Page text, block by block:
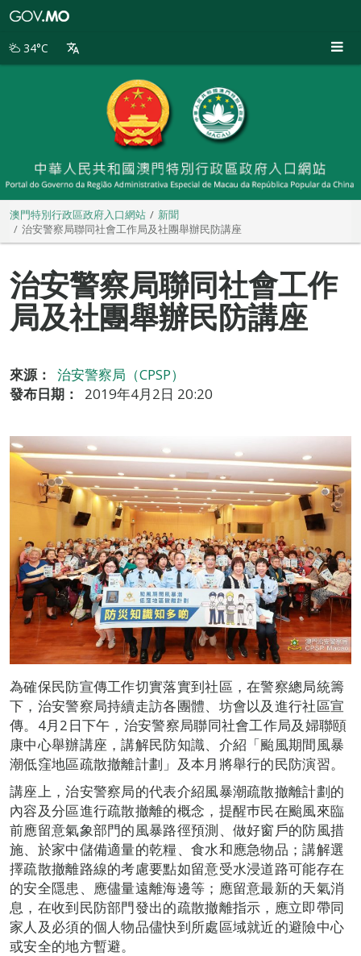
別
34°C
澳門特別行政區政府入口網站
新聞
治安警察局聯同社會工作局及社團舉辦民防講座
治安警察局聯同社會工作
局及社團舉辦民防講座
來源：
治安警察局（CPSP）
發布日期：
2019年4月2日 20:20
為確保民防宣傳工作切實落實到社區，在警察總局統籌
下，治安警察局持續走訪各團體、坊會以及進行社區宣
傳。4月2日下午，治安警察局聯同社會工作局及婦聯頤
康中心舉辦講座，講解民防知識、介紹「颱風期間風暴
潮低窪地區疏散撤離計劃」及本月將舉行的民防演習。
講座上，治安警察局的代表介紹風暴潮疏散撤離計劃的
內容及分區進行疏散撤離的概念，提醒巿民在颱風來臨
前應留意氣象部門的風暴路徑預測、做好窗戶的防風措
施、於家中儲備適量的乾糧、食水和應急物品；講解選
擇疏散撤離路線的考慮要點如留意受水浸道路可能存在
的安全隱患、應儘量遠離海邊等；應留意最新的天氣消
息，在收到民防部門發出的疏散撤離指示，應立即帶同
家人及必須的個人物品儘快到所處區域就近的避險中心
或安全的地方暫避。